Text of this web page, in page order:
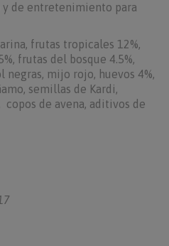
de entretenimiento para
frutas tropicales 12%,
frutas del bosque 4.5%,
negras, mijo rojo, huevos 4%,
semillas de Kardi,
de avena, aditivos de